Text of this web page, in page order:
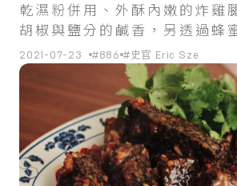
乾濕粉併用、外酥內嫩的炸雞
胡椒與鹽分的鹹香，另透過蜂
創造出鹹甜和諧的風味。
2021-07-23 #886 #史官 Eric Sze